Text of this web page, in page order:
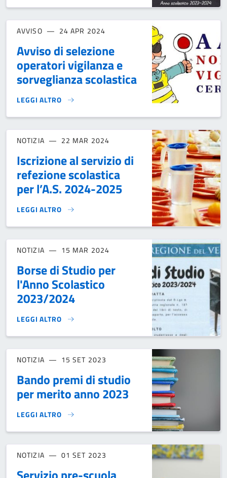
AVVISO 24 APR 2024
Avviso di selezione
operatori vigilanza e
sorveglianza scolastica
LEGGI ALTRO
AVVISO DI SELEZIONE OPERATORI VIGILANZA E
NOTIZIA 22 MAR 2024
Iscrizione al servizio di
refezione scolastica
per l’A.S. 2024-2025
LEGGI ALTRO
ISCRIZIONE AL SERVIZIO DI REFEZIONE SCOLASTICA PER
NOTIZIA 15 MAR 2024
Borse di Studio per
l'Anno Scolastico
2023/2024
LEGGI ALTRO
BORSE DI STUDIO PER L'ANNO SCOLASTICO 2023/2024}
NOTIZIA 15 SET 2023
Bando premi di studio
per merito anno 2023
LEGGI ALTRO
BANDO PREMI DI STUDIO PER MERITO ANNO 2023}
NOTIZIA 01 SET 2023